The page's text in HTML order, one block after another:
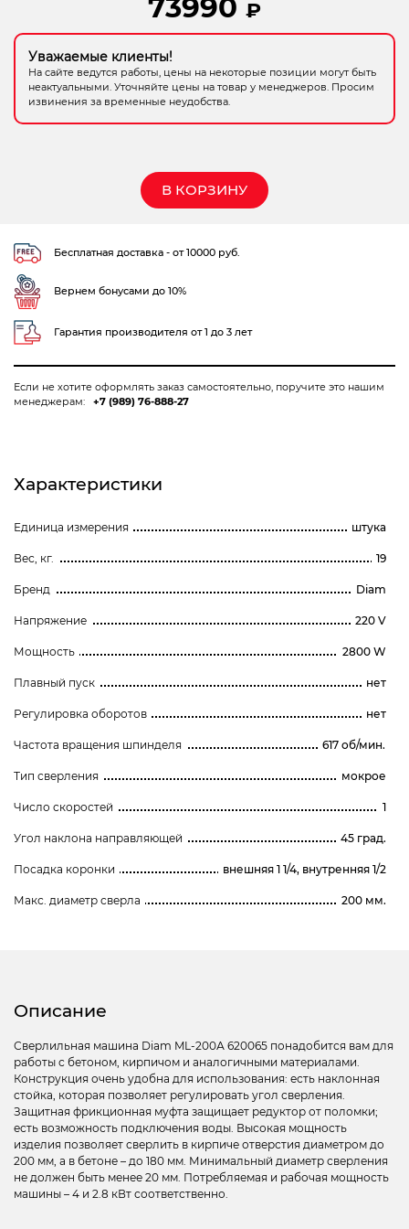
Электрохозтовары ₽
Уважаемые клиенты!
На сайте ведутся работы, цены на некоторые позиции могут быть
неактуальными. Уточняйте цены на товар у менеджеров. Просим
извинения за временные неудобства.
В КОРЗИНУ
Бесплатная доставка - от 10000 руб.
Вернем бонусами до 10%
Гарантия производителя от 1 до 3 лет
Если не хотите оформлять заказ самостоятельно, поручите это нашим
менеджерам:
+7 (989) 76-888-27
Характеристики
Единица измерения штука
Вес, кг. 19
Бренд Diam
Напряжение 220 V
Мощность 2800 W
Плавный пуск нет
Регулировка оборотов нет
Частота вращения шпинделя 617 об/мин.
Тип сверления мокрое
Число скоростей 1
Угол наклона направляющей 45 град.
Посадка коронки внешняя 1 1/4, внутренняя 1/2
Макс. диаметр сверла 200 мм.
Описание
Сверлильная машина Diam ML-200А 620065 понадобится вам для
работы с бетоном, кирпичом и аналогичными материалами.
Конструкция очень удобна для использования: есть наклонная
стойка, которая позволяет регулировать угол сверления.
Защитная фрикционная муфта защищает редуктор от поломки;
есть возможность подключения воды. Высокая мощность
изделия позволяет сверлить в кирпиче отверстия диаметром до
200 мм, а в бетоне – до 180 мм. Минимальный диаметр сверления
не должен быть менее 20 мм. Потребляемая и рабочая мощность
машины – 4 и 2.8 кВт соответственно.